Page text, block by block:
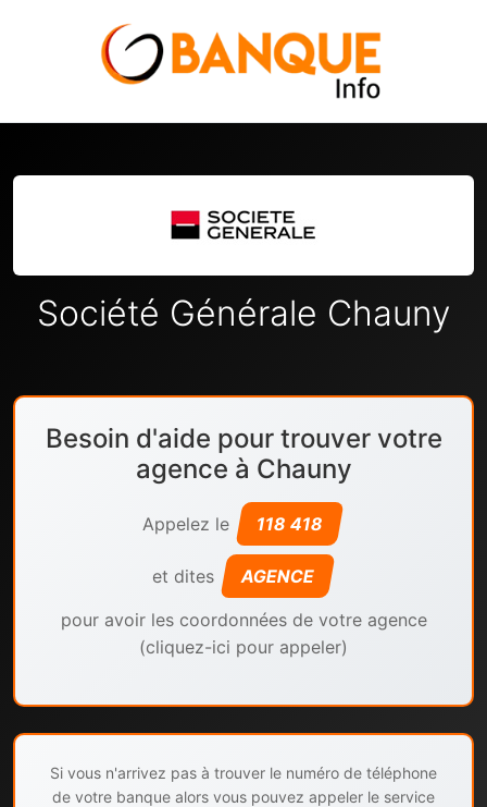
Société Générale Chauny
Besoin d'aide pour trouver votre
agence à Chauny
Appelez le 118 418
et dites AGENCE
pour avoir les coordonnées de votre agence
(cliquez-ici pour appeler)
Si vous n'arrivez pas à trouver le numéro de téléphone
de votre banque alors vous pouvez appeler le service